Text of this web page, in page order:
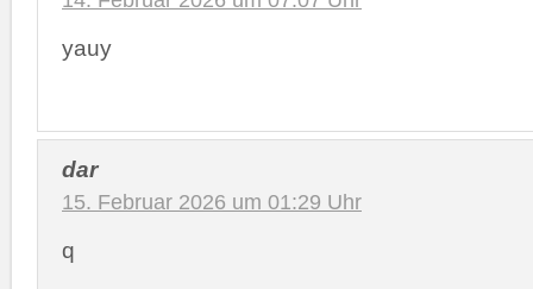
yauy
dar
15. Februar 2026 um 01:29 Uhr
q